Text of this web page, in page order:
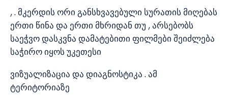
, . მკერდის ორი განსხვავებული სურათის მიღებას
ერთი წინა და ერთი მხრიდან თუ , არსებობს
საეჭვო დასკვნა დამატებითი ფილმები შეიძლება
საჭირო იყოს უკეთესი
ვიზუალიზაცია და დიაგნოსტიკა . ამ
ტერიტორიაზე